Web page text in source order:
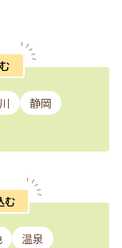
静岡
む
温泉